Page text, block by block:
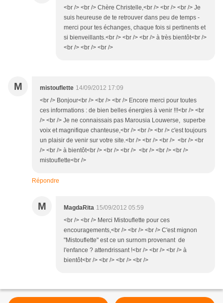
<br /> <br /> Chère Christelle,<br /> <br /> <br /> Je
suis heureuse de te retrouver dans peu de temps -
merci pour tes échanges, chaque fois si pertinents et
si bienveillants.<br /> <br /> <br /> à très bientôt<br />
<br /> <br /> <br />
M mistouflette 14/09/2012 17:09
<br /> Bonjour<br /> <br /> <br /> Encore merci pour toutes
ces informations : de bien belles énergies à venir !!!<br /> <br
/> <br /> Je ne connaissais pas Marousia Louwerse, superbe
voix et magnifique chanteuse,<br /> <br /> <br /> c'est toujours
un plaisir de venir sur votre site.<br /> <br /> <br /> <br /> <br
/> <br /> à bientôt<br /> <br /> <br /> <br /> <br /> <br />
mistouflette<br />
Répondre
M MagdaRita 15/09/2012 05:59
<br /> <br /> Merci Mistouflette pour ces
encouragements,<br /> <br /> <br /> C'est mignon
"Mistouflette" est ce un surnom provenant de
l'enfance ? attendrissant !<br /> <br /> <br /> à
bientôt<br /> <br /> <br /> <br />